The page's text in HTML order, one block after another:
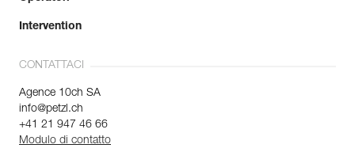
Intervention
CONTATTACI
Agence 10ch SA
info@petzl.ch
+41 21 947 46 66
Modulo di contatto